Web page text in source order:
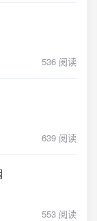
536 阅读
639 阅读
553 阅读